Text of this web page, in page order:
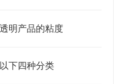
明产品的粘度
下四种分类